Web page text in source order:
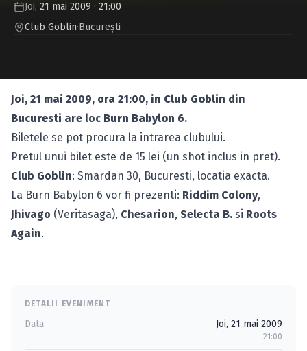
Joi, 21 mai 2009 · 21:00
Club Goblin·Bucureşti
Joi, 21 mai 2009, ora 21:00, in Club Goblin din
Bucuresti are loc Burn Babylon 6.
Biletele se pot procura la intrarea clubului.
Pretul unui bilet este de 15 lei (un shot inclus in pret).
Club Goblin: Smardan 30, Bucuresti, locatia exacta.
La Burn Babylon 6 vor fi prezenti: Riddim Colony,
Jhivago (Veritasaga), Chesarion, Selecta B. si Roots
Again.
DETALII EVENIMENT
Data Joi, 21 mai 2009
21:00